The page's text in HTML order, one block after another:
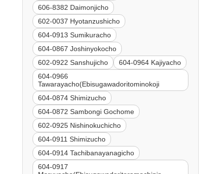
606-8382 Daimonjicho
602-0037 Hyotanzushicho
604-0913 Sumikuracho
604-0867 Joshinyokocho
602-0922 Sanshujicho
604-0964 Kajiyacho
604-0966
Tawarayacho(Ebisugawadoritominokoji
604-0874 Shimizucho
604-0872 Sambongi Gochome
602-0925 Nishinokuchicho
604-0911 Shimizucho
604-0914 Tachibanayanagicho
604-0917